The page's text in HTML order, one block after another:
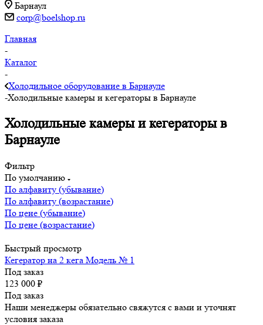
Барнаул
corp@boelshop.ru
Главная
-
Каталог
-
Холодильное оборудование в Барнауле
-Холодильные камеры и кегераторы в Барнауле
Холодильные камеры и кегераторы в
Барнауле
Фильтр
По умолчанию
По алфавиту (убывание)
По алфавиту (возрастание)
По цене (убывание)
По цене (возрастание)
Быстрый просмотр
Кегератор на 2 кега Модель № 1
Под заказ
123 000 ₽
Под заказ
Наши менеджеры обязательно свяжутся с вами и уточнят
условия заказа